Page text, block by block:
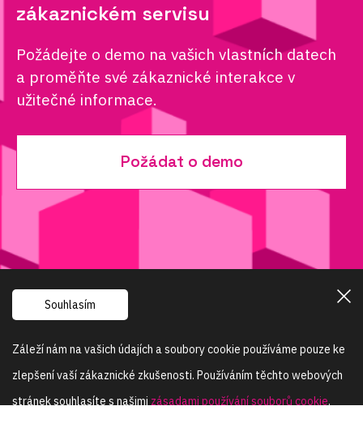
zákaznickém servisu
Požádejte o demo na vašich vlastních datech
a proměňte své zákaznické interakce v
užitečné informace.
Požádat o demo
Záleží nám na vašich údajích a soubory cookie používáme pouze ke
zlepšení vaší zákaznické zkušenosti. Používáním těchto webových
stránek souhlasíte s našimi zásadami používání souborů cookie.
Souhlasím
+420 603 402 755
info@sentisquare.com